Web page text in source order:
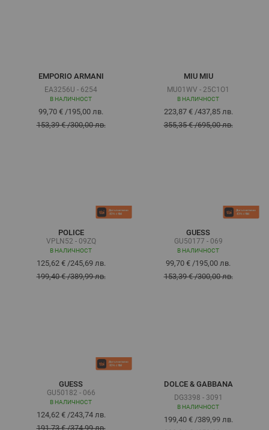
EMPORIO ARMANI
EA3256U - 6254
В НАЛИЧНОСТ
99,70 € /195,00 лв.
153,39 €/300,00 лв.
MIU MIU
MU01WV - 25C1O1
В НАЛИЧНОСТ
223,87 €/437,85 лв.
355,35 €/695,00 лв.
POLICE
VPLN52 - 09ZQ
В НАЛИЧНОСТ
125,62 €/245,69 лв.
199,40 €/389,99 лв.
GUESS
GU50177 - 069
В НАЛИЧНОСТ
99,70 € /195,00 лв.
153,39 €/300,00 лв.
GUESS
GU50182 - 066
В НАЛИЧНОСТ
124,62 €/243,74 лв.
191,73 €/374,99 лв.
DOLCE & GABBANA
DG3398 - 3091
В НАЛИЧНОСТ
199,40 €/389,99 лв.